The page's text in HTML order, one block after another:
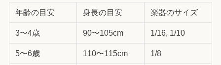
年齢の目安 身長の目安 楽器のサイズ
3〜4歳 90〜105cm 1/16, 1/10
5〜6歳 110〜115cm 1/8